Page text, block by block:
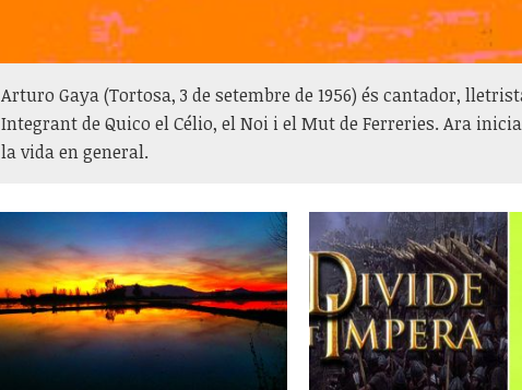
Arturo Gaya (Tortosa, 3 de setembre de 1956) és cantador,
Integrant de Quico el Célio, el Noi i el Mut de Ferreries. Ara
la vida en general.